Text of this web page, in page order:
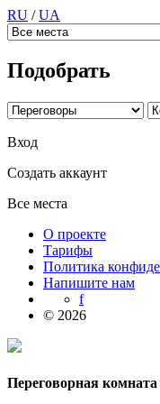
RU /UA
Подобрать
Вход
Создать аккаунт
Все места
О проекте
Тарифы
Политика
Напишите нам
f
© 2026
Переговорная комната